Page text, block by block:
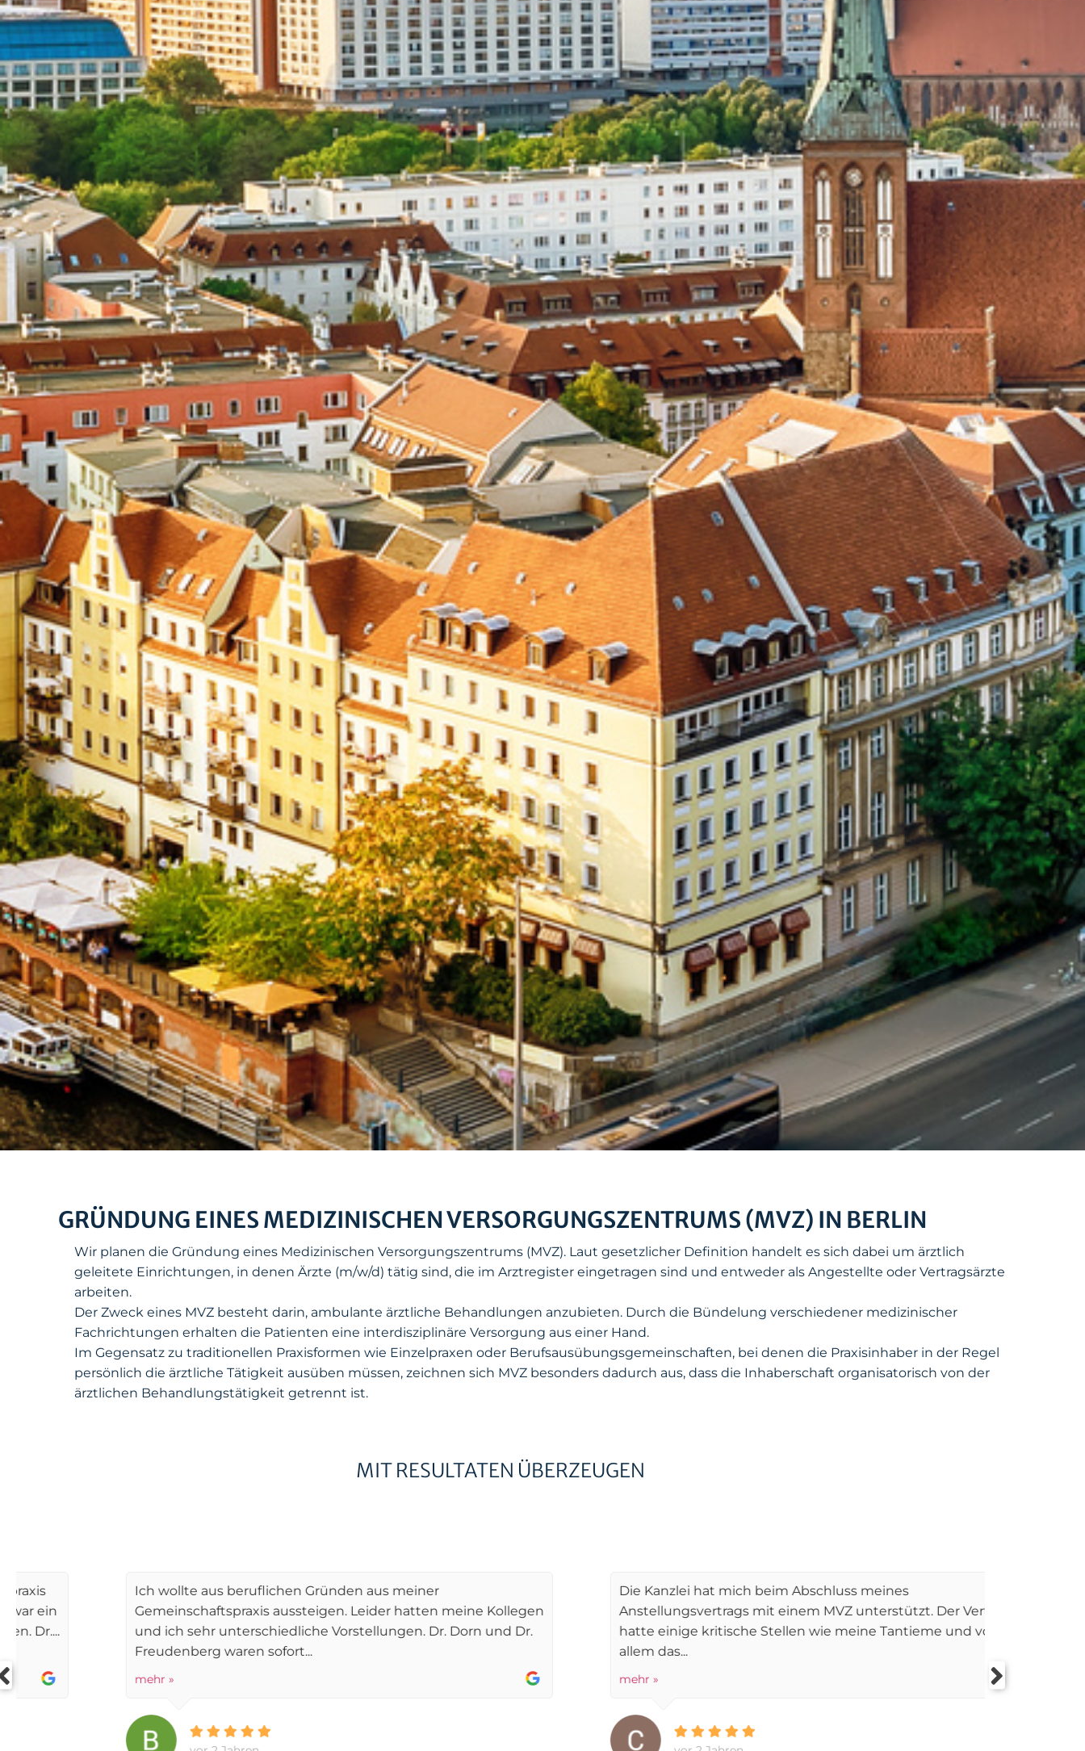
GRÜNDUNG EINES MEDIZINISCHEN VERSORGUNGSZENTRUMS (MVZ) IN BERLIN
Wir planen die Gründung eines Medizinischen Versorgungszentrums (MVZ). Laut gesetzlicher Definition handelt es sich dabei um ärztlich
geleitete Einrichtungen, in denen Ärzte (m/w/d) tätig sind, die im Arztregister eingetragen sind und entweder als Angestellte oder Vertragsärzte
arbeiten.
Der Zweck eines MVZ besteht darin, ambulante ärztliche Behandlungen anzubieten. Durch die Bündelung verschiedener medizinischer
Fachrichtungen erhalten die Patienten eine interdisziplinäre Versorgung aus einer Hand.
Im Gegensatz zu traditionellen Praxisformen wie Einzelpraxen oder Berufsausübungsgemeinschaften, bei denen die Praxisinhaber in der Regel
persönlich die ärztliche Tätigkeit ausüben müssen, zeichnen sich MVZ besonders dadurch aus, dass die Inhaberschaft organisatorisch von der
ärztlichen Behandlungstätigkeit getrennt ist.
MIT RESULTATEN ÜBERZEUGEN
Ich wollte aus beruflichen Gründen aus meiner
Gemeinschaftspraxis aussteigen. Leider hatten meine Kollegen
und ich sehr unterschiedliche Vorstellungen. Dr. Dorn und Dr.
Freudenberg waren sofort...
mehr »
Die Kanzlei hat mich beim Abschluss meines
Anstellungsvertrags mit einem MVZ unterstützt. Der Vertrag
hatte einige kritische Stellen wie meine Tantieme und vor
mehr »